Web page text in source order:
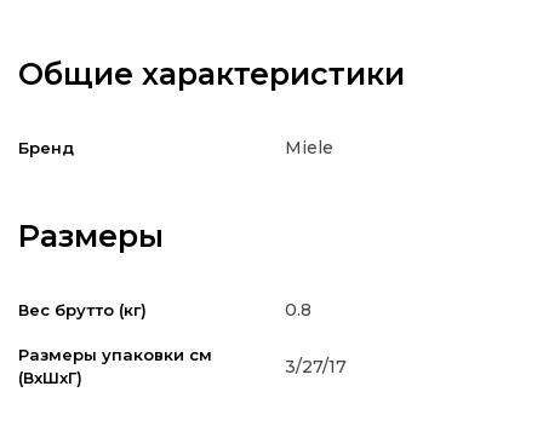
Общие характеристики
Бренд Miele
Размеры
Вес брутто (кг) 0.8
Размеры упаковки см
(ВxШxГ)
3/27/17